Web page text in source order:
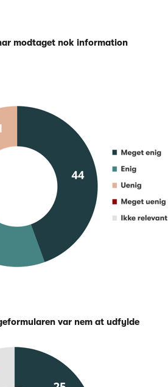
modtaget nok information
var nem at udfylde